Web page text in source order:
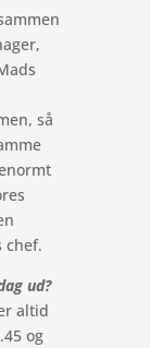
så
chef.
ud?
altid
og